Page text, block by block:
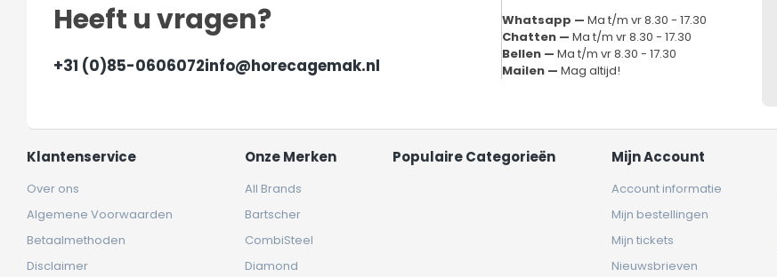
Heeft u vragen?
+31 (0)85-0606072info@horecagemak.nl
Whatsapp —Ma t/m vr 8.30 - 17.30
Chatten —Ma t/m vr 8.30 - 17.30
Bellen —Ma t/m vr 8.30 - 17.30
Mailen —Mag altijd!
Klantenservice
Over ons
Algemene Voorwaarden
Betaalmethoden
Disclaimer
Onze Merken
All Brands
Bartscher
CombiSteel
Diamond
Populaire Categorieën Mijn Account
Account informatie
Mijn bestellingen
Mijn tickets
Nieuwsbrieven